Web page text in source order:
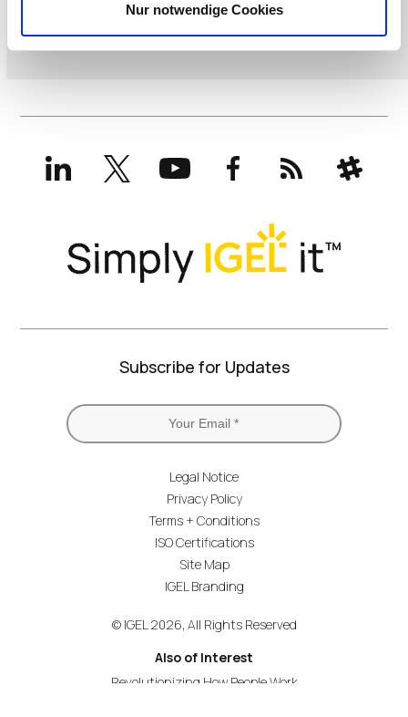
Nur notwendige Cookies
LinkedInX
(formerly
Twitter)
YouTubeFacebookRSS Slack
Subscribe for Updates
Legal Notice
Privacy Policy
Terms + Conditions
ISO Certifications
Site Map
IGEL Branding
© IGEL 2026, All Rights Reserved
Also of Interest
Revolutionizing How People Work